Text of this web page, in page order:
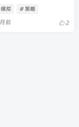
2.2GB|官方中文版
拟 # 策略
前 2